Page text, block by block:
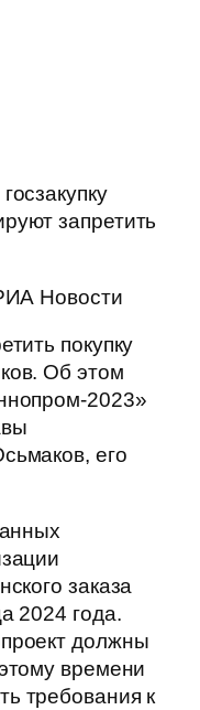
запретить
Новости
покупку
Об этом
2023»
его
заказа
2024 года.
должны
времени
требования к